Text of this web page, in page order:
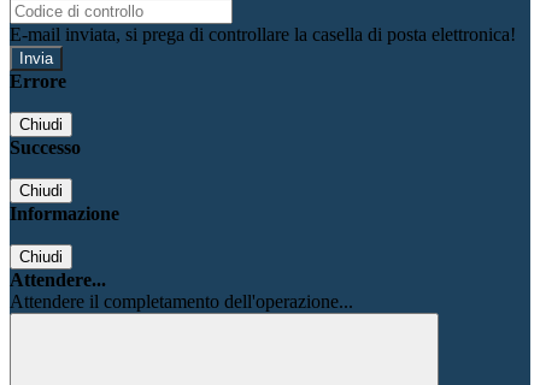
E-mail inviata, si prega di controllare la casella di posta elettronica!
Errore
Chiudi
Successo
Chiudi
Informazione
Chiudi
Attendere...
Attendere il completamento dell'operazione...